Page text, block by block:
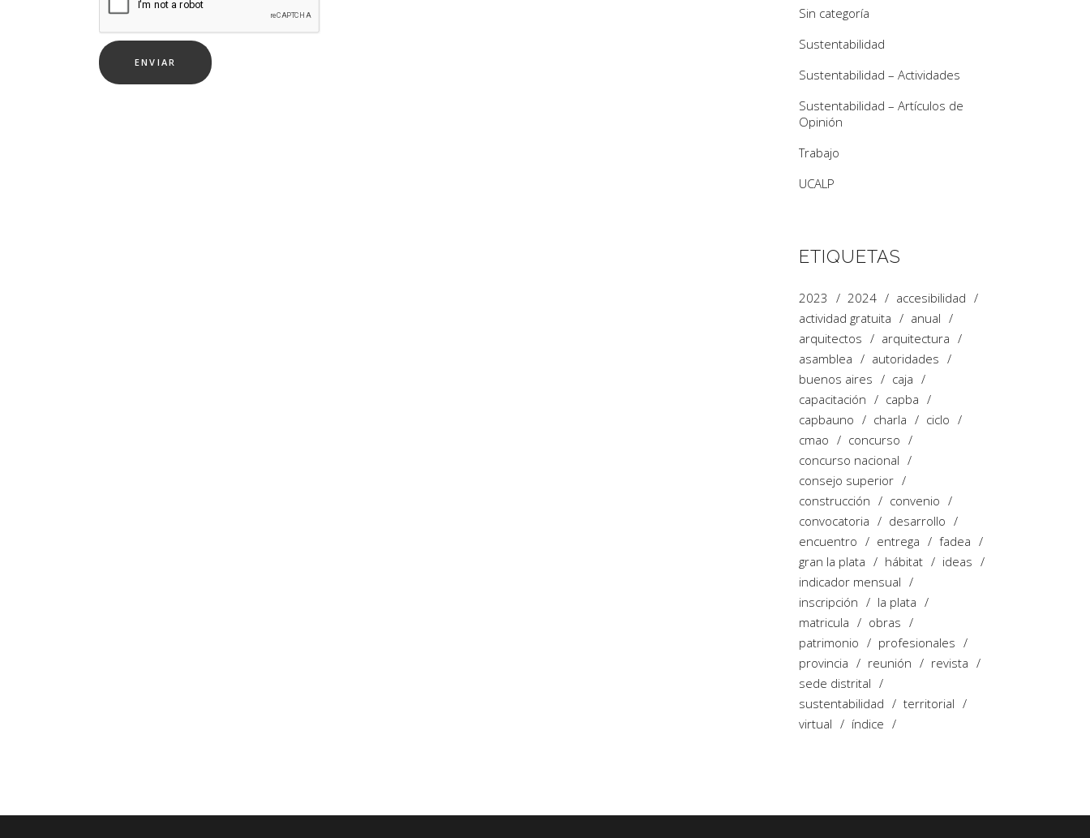
Sin categoría
Sustentabilidad
Sustentabilidad – Actividades
Sustentabilidad – Artículos de
Opinión
Trabajo
UCALP
ETIQUETAS
2023 2024
accesibilidad
actividad gratuita
anual
arquitectos
arquitectura
asamblea
autoridades
buenos aires
caja
capacitación
capba
capbauno
charla
ciclo
cmao
concurso
concurso nacional
consejo superior
construcción
convenio
convocatoria
desarrollo
encuentro
entrega
fadea
gran la plata
hábitat
ideas
indicador mensual
inscripción
la plata
matricula
obras
patrimonio
profesionales
provincia
reunión
revista
sede distrital
sustentabilidad
territorial
virtual
índice